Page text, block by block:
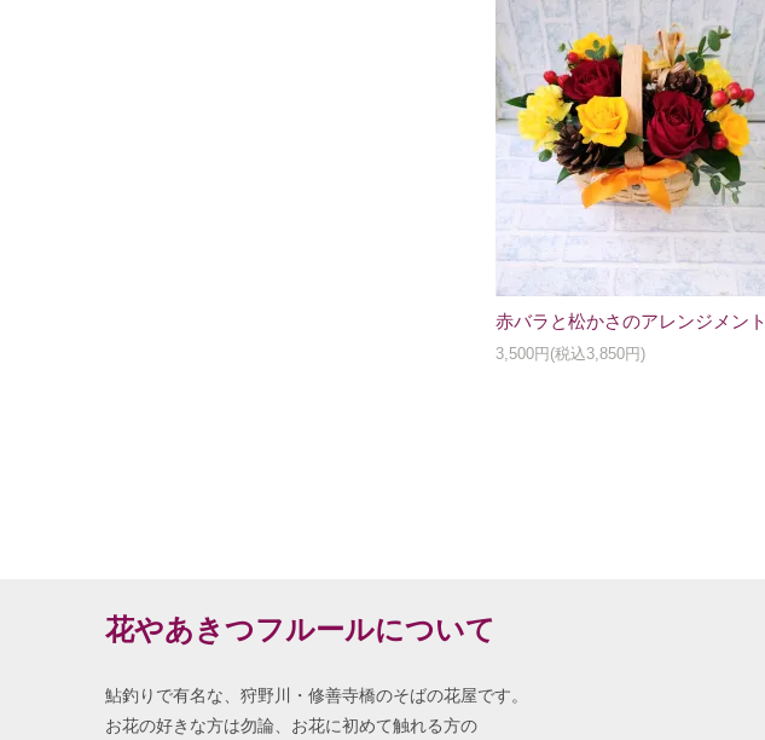
赤バラと松かさのアレンジメント
3,500円(税込3,850円)
花やあきつフルールについて
鮎釣りで有名な、狩野川・修善寺橋のそばの花屋です。
お花の好きな方は勿論、お花に初めて触れる方の